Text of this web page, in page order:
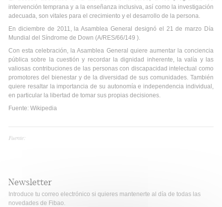
intervención temprana y a la enseñanza inclusiva, así como la investigación
adecuada, son vitales para el crecimiento y el desarrollo de la persona.
En diciembre de 2011, la Asamblea General designó el 21 de marzo Día
Mundial del Síndrome de Down (A/RES/66/149 ).
Con esta celebración, la Asamblea General quiere aumentar la conciencia
pública sobre la cuestión y recordar la dignidad inherente, la valía y las
valiosas contribuciones de las personas con discapacidad intelectual como
promotores del bienestar y de la diversidad de sus comunidades. También
quiere resaltar la importancia de su autonomía e independencia individual,
en particular la libertad de tomar sus propias decisiones.
Fuente: Wikipedia
Fuente:
Newsletter
Introduce tu correo electrónico si quieres mantenerte al día de todas las
novedades de Fibao.